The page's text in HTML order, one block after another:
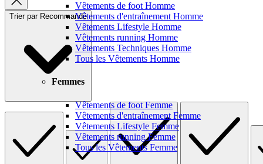
Vêtements de foot Homme
Vêtements d'entraînement Homme
Vêtements Lifestyle Homme
Vêtements running Homme
Vêtements Techniques Homme
Tous les Vêtements Homme
Femmes
Vêtements de foot Femme
Vêtements d'entraînement Femme
Vêtements Lifestyle Femme
Vêtements running Femme
Tous les Vêtements Femme
Trier par Recommandé